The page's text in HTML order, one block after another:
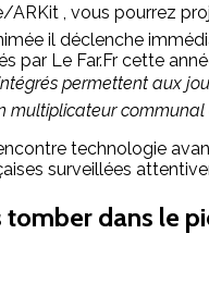
, vous pourrez
il déclenche
par Le Far.Fr cette
permettent aux
technologie
surveillées
dans le